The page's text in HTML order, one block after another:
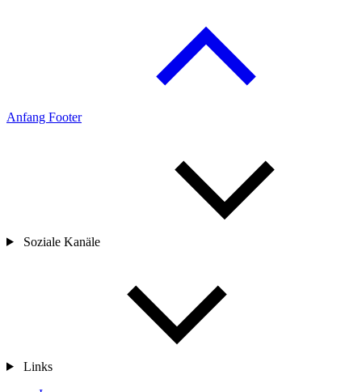
Anfang Footer
Soziale Kanäle
Links